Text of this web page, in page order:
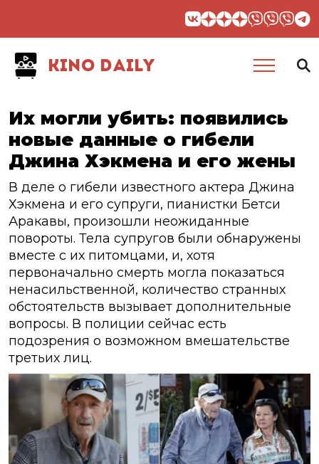
KINO DAILY
Их могли убить: появились
новые данные о гибели
Джина Хэкмена и его жены
В деле о гибели известного актера Джина
Хэкмена и его супруги, пианистки Бетси
Аракавы, произошли неожиданные
повороты. Тела супругов были обнаружены
вместе с их питомцами, и, хотя
первоначально смерть могла показаться
ненасильственной, количество странных
обстоятельств вызывает дополнительные
вопросы. В полиции сейчас есть
подозрения о возможном вмешательстве
третьих лиц.